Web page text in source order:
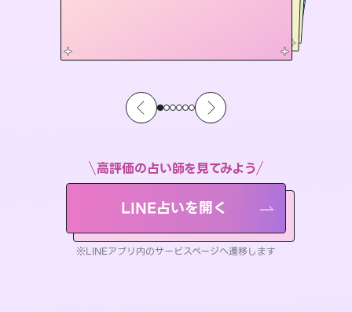
高評価の占い師を見てみよう
LINE占いを開く
※LINEアプリ内のサービスページへ遷移します